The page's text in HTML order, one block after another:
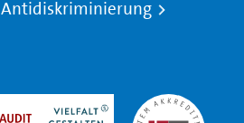
Antidiskriminierung